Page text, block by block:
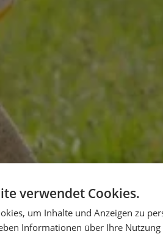
verwendet Cookies.
um Inhalte und Anzeigen zu
Informationen über Ihre